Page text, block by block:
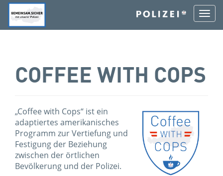
Startseite:
Hauptmenü:
Inhalt:
Footer:
COFFEE WITH COPS
„Coffee with Cops“ ist ein
adaptiertes amerikanisches
Programm zur Vertiefung und
Festigung der Beziehung
zwischen der örtlichen
Bevölkerung und der Polizei.